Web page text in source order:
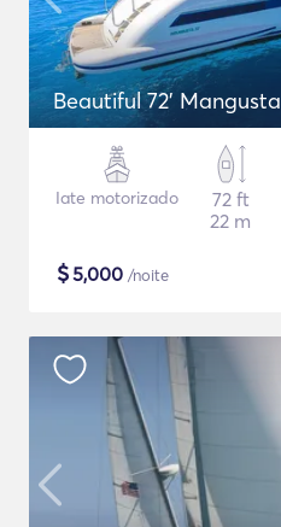
Beautiful 72' Mangusta
Iate motorizado
72 ft
22 m
$5,000 /noite